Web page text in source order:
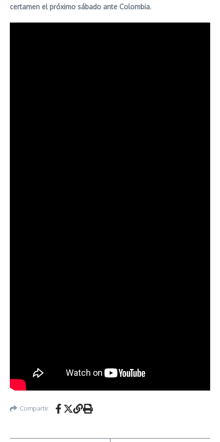
certamen el próximo sábado ante Colombia.
Compartir